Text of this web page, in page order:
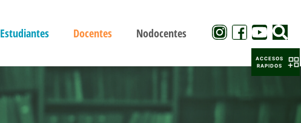
Estudiantes Docentes Nodocentes
ACCESOS
RAPIDOS